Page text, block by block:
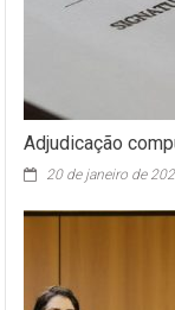
Adjudicação
20 de janeiro de